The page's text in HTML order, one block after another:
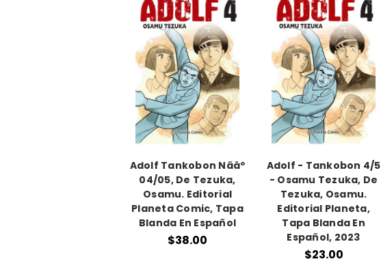
Adolf Tankobon Nãâº
04/05, De Tezuka,
Osamu. Editorial
Planeta Comic, Tapa
Blanda En Español
$38.00
Adolf - Tankobon 4/5
- Osamu Tezuka, De
Tezuka, Osamu.
Editorial Planeta,
Tapa Blanda En
Español, 2023
$23.00